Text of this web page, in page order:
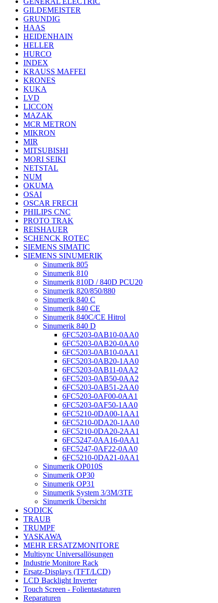
GILDEMEISTER
GRUNDIG
HAAS
HEIDENHAIN
HELLER
HURCO
INDEX
KRAUSS MAFFEI
KRONES
KUKA
LVD
LICCON
MAZAK
MCR METRON
MIKRON
MIR
MITSUBISHI
MORI SEIKI
NETSTAL
NUM
OKUMA
OSAI
OSCAR FRECH
PHILIPS CNC
PROTO TRAK
REISHAUER
SCHENCK ROTEC
SIEMENS SIMATIC
SIEMENS SINUMERIK
Sinumerik 805
Sinumerik 810
Sinumerik 810D / 840D PCU20
Sinumerik 820/850/880
Sinumerik 840 C
Sinumerik 840 CE
Sinumerik 840C/CE Hitrol
Sinumerik 840 D
6FC5203-0AB10-0AA0
6FC5203-0AB20-0AA0
6FC5203‐0AB10‐0AA1
6FC5203-0AB20-1AA0
6FC5203-0AB11-0AA2
6FC5203-0AB50-0AA2
6FC5203-0AB51-2AA0
6FC5203-0AF00-0AA1
6FC5203-0AF50-1AA0
6FC5210-0DA00-1AA1
6FC5210-0DA20-1AA0
6FC5210-0DA20-2AA1
6FC5247-0AA16-0AA1
6FC5247-0AF22-0AA0
6FC5210-0DA21-0AA1
Sinumerik OP010S
Sinumerik OP30
Sinumerik OP31
Sinumerik System 3/3M/3TE
Sinumerik Übersicht
SODICK
TRAUB
TRUMPF
YASKAWA
MEHR ERSATZMONITORE
Multisync Universallösungen
Industrie Monitore Rack
Ersatz-Displays (TFT/LCD)
LCD Backlight Inverter
Touch Screen - Folientastaturen
Reparaturen